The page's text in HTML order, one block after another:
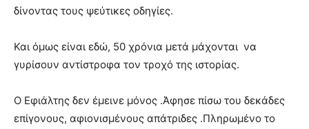
δίνοντας τους ψεύτικες οδηγίες.
Και όμως είναι εδώ, 50 χρόνια μετά μάχονται να
γυρίσουν αντίστροφα τον τροχό της ιστορίας.
Ο Εφιάλτης δεν έμεινε μόνος .Άφησε πίσω του δεκάδες
επίγονους, αφιονισμένους απάτριδες .Πληρωμένο το